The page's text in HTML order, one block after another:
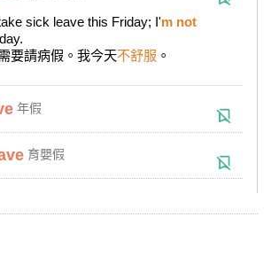
sick leave this Friday; I'm not
要請病假。我今天不舒服 。
年假
育嬰假